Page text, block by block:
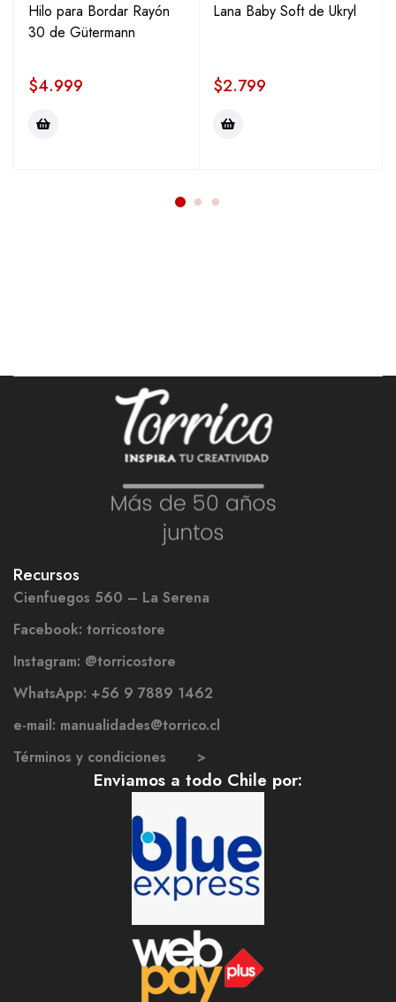
Hilo para Bordar Rayón
30 de Gütermann
$4.999
Lana Baby Soft de Ukryl
$2.799
Recursos
Cienfuegos 560 – La Serena
Facebook: torricostore
Instagram: @torricostore
WhatsApp: +56 9 7889 1462
e-mail: manualidades@torrico.cl
Términos y condiciones >
Enviamos a todo Chile por: